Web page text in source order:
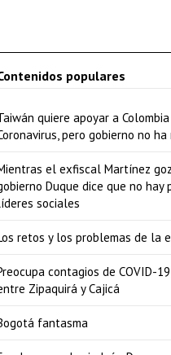
populares
quiere apoyar a
pero gobierno no
el exfiscal Martínez
Duque dice que no
sociales
retos y los problemas de la
contagios de COVID-
Zipaquirá y Cajicá
fantasma